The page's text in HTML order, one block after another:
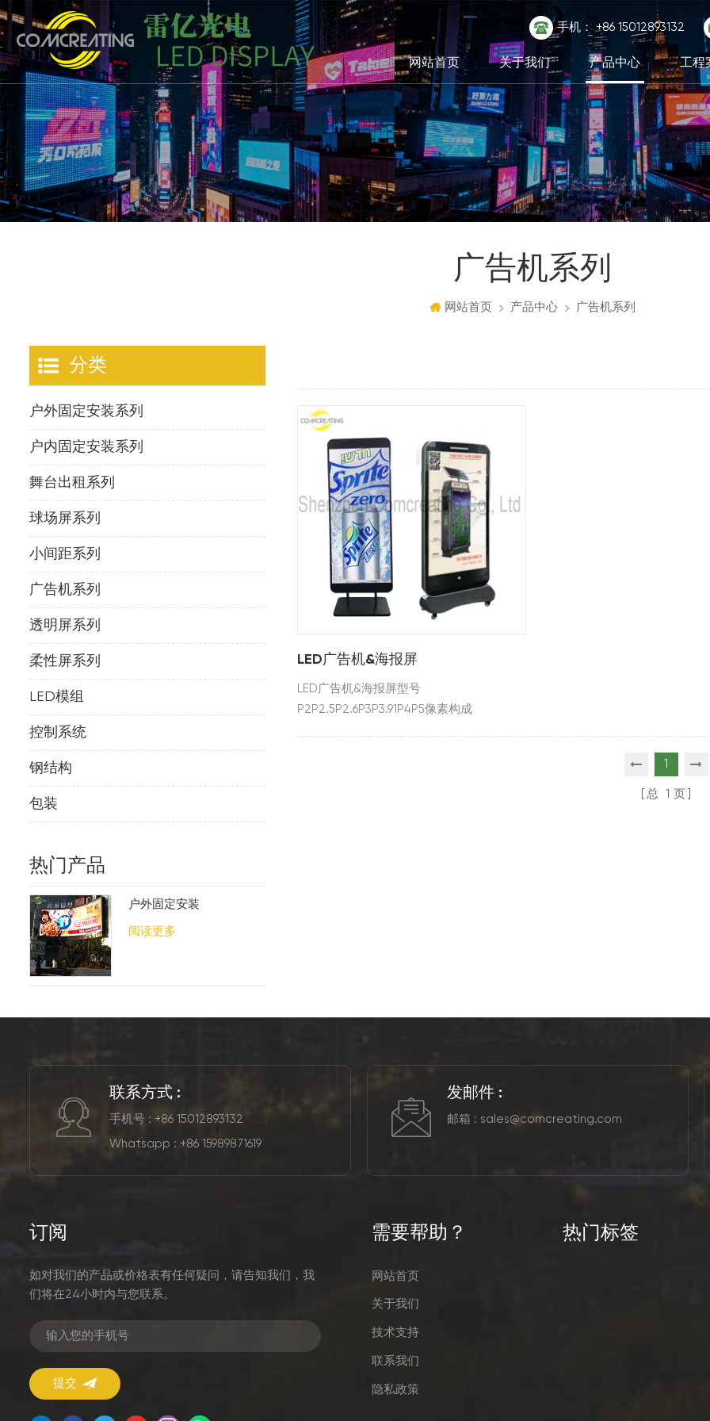
手机： +86 15012893132
网站首页 关于我们 产品中心 工程
广告机系列
网站首页 产品中心 广告机系列
分类
户外固定安装系列
户内固定安装系列
舞台出租系列
球场屏系列
小间距系列
广告机系列
透明屏系列
柔性屏系列
LED模组
控制系统
钢结构
包装
热门产品
户外固定安装
阅读更多
LED广告机&海报屏
LED广告机&海报屏型号
P2P2.5P2.6P3P3.91P4P5像素构成
1
总 1 页
联系方式 :
手机号 : +86 15012893132
Whatsapp : +86 15989871619
发邮件 :
邮箱 : sales@comcreating.com
订阅
如对我们的产品或价格表有任何疑问，请告知我们，我
们将在24小时内与您联系。
需要帮助？
网站首页
关于我们
技术支持
联系我们
隐私政策
热门标签